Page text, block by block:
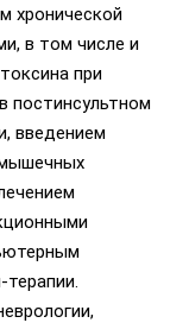
хронической
в том числе и
при
постинсультном
введением